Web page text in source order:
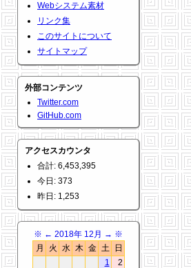
Webシステム素材
リンク集
このサイトについて
サイトマップ
外部コンテンツ
Twitter.com
GitHub.com
アクセスカウンタ
合計: 6,453,395
今日: 373
昨日: 1,253
※ ← 2018年 12月 → ※
月
火 水 木 金 土
日
1
2